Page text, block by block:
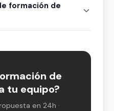
formación de
de
tu equipo?
en 24h ·